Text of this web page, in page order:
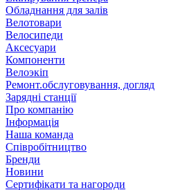
Обладнання для залів
Велотовари
Велосипеди
Аксесуари
Компоненти
Велоэкіп
Ремонт.обслуговування, догляд
Зарядні станції
Про компанію
Інформація
Наша команда
Співробітництво
Бренди
Новини
Сертифікати та нагороди